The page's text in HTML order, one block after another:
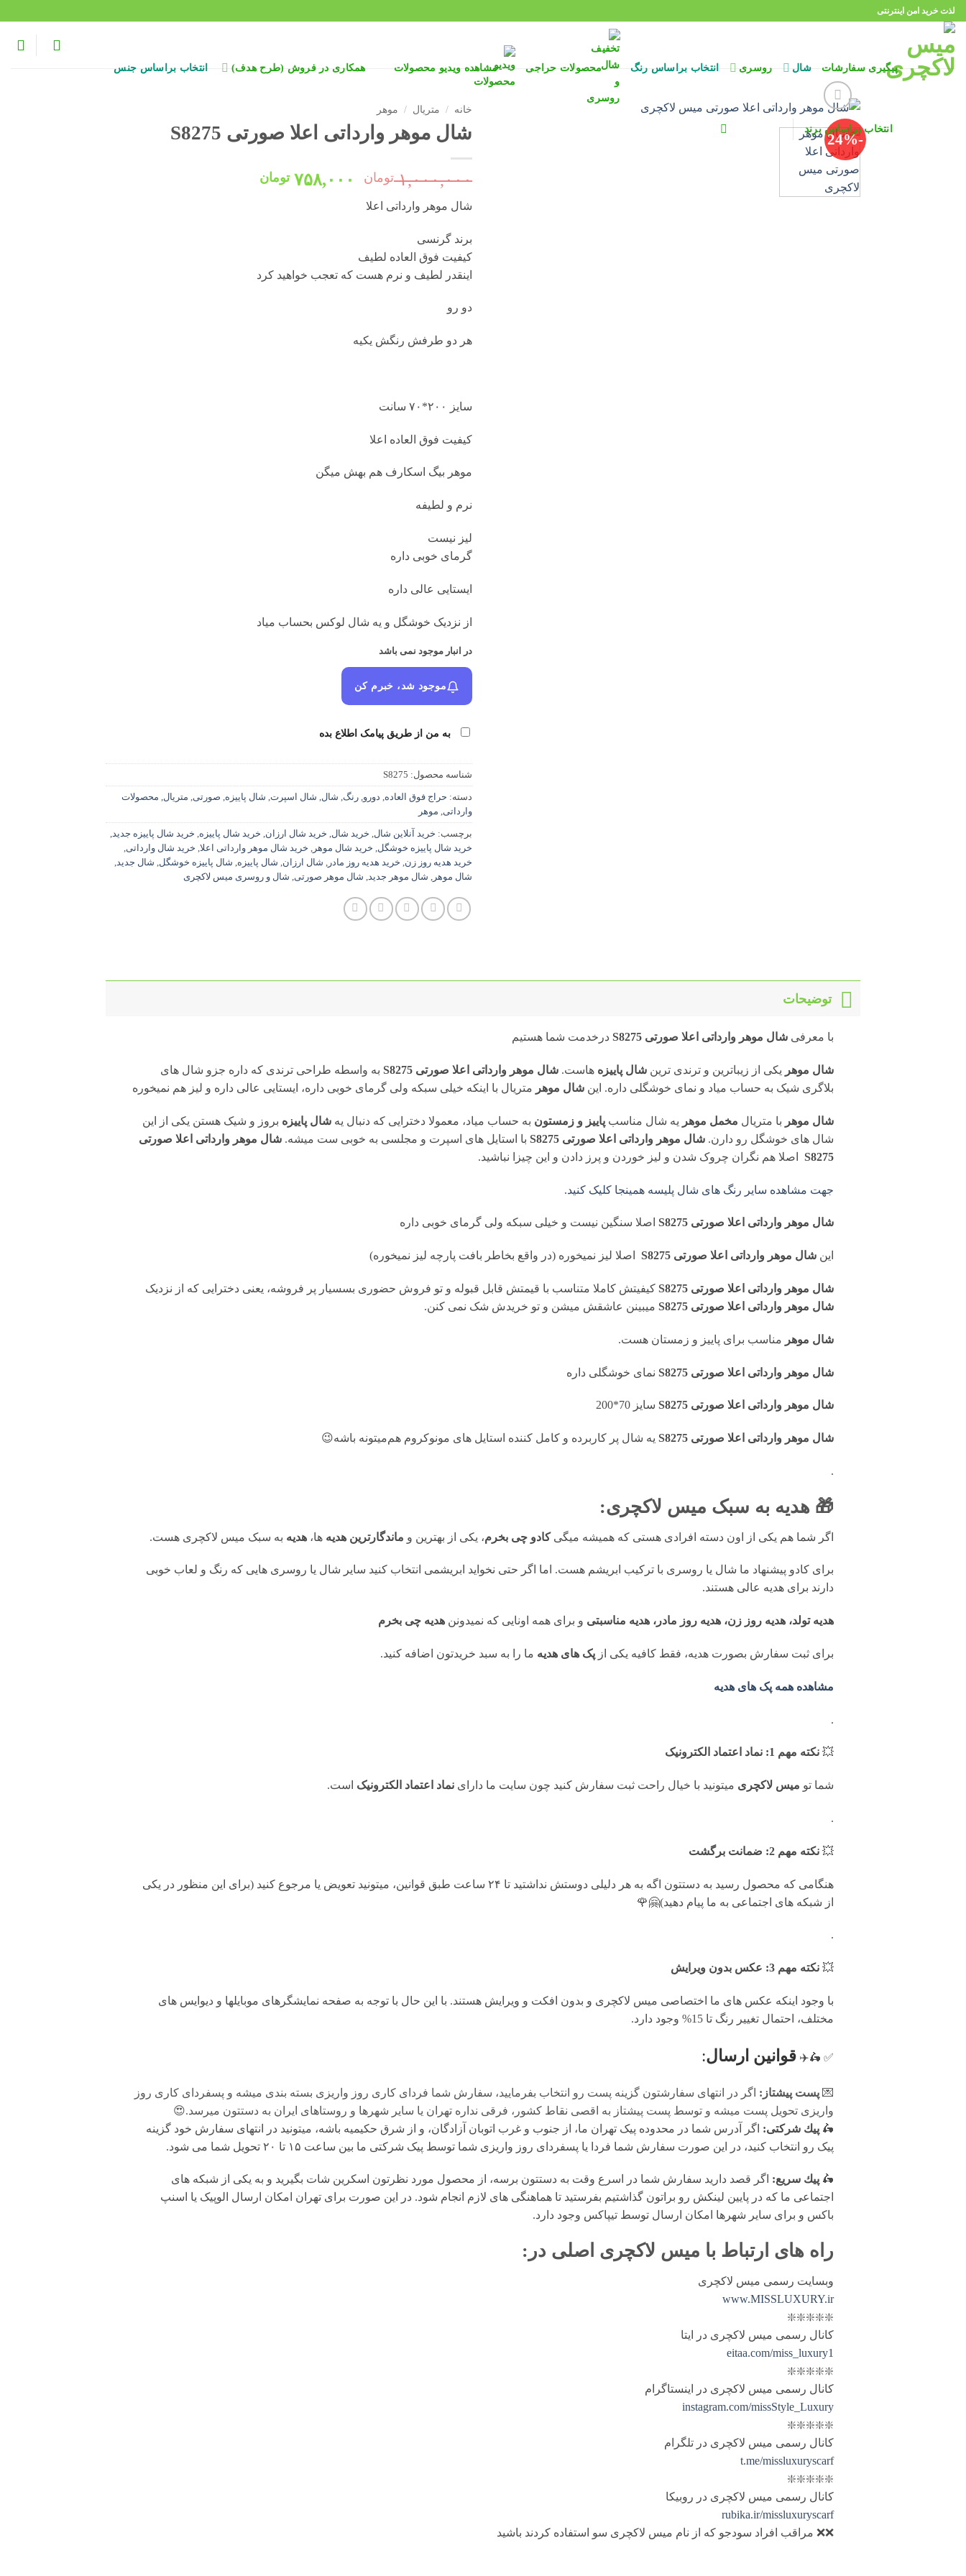
Skip
content
لذت خرید امن اینترنتی
پیگیری سفارشات شال روسری انتخاب براساس رنگ محصولات حراجی مشاهده ویدیو محصولات همکاری در فروش (طرح هدف) انتخاب براساس جنس
انتخاب براساس برند
-24%
خانه / متریال / موهر
شال موهر وارداتی اعلا صورتی S8275
۱,۰۰۰,۰۰۰ تومان
قیمت
۷۵۸,۰۰۰ تومان
شال موهر وارداتی اعلا
برند گرنسی
کیفیت فوق العاده لطیف
اینقدر لطیف و نرم هست که تعجب خواهید کرد
دو رو
هر دو طرفش رنگش یکیه
سایز ۲۰۰*۷۰ سانت
کیفیت فوق العاده اعلا
موهر بیگ اسکارف هم بهش میگن
نرم و لطیفه
لیز نیست
گرمای خوبی داره
ایستایی عالی داره
از نزدیک خوشگل و یه شال لوکس بحساب میاد
در انبار موجود نمی باشد
موجود شد، خبرم کن
به من از طریق پیامک اطلاع بده
شناسه محصول: S8275
دسته: حراج فوق العاده, دورو, رنگ, شال, شال اسپرت, شال پاییزه, صورتی, متریال, محصولات
وارداتی, موهر
برچسب: خرید آنلاین شال, خرید شال, خرید شال ارزان, خرید شال پاییزه, خرید شال پاییزه جدید,
خرید شال پاییزه خوشگل, خرید شال موهر , خرید شال موهر وارداتی اعلا, خرید شال وارداتی,
خرید هدیه روز زن, خرید هدیه روز مادر , شال ارزان, شال پاییزه, شال پاییزه خوشگل, شال جدید,
شال موهر , شال موهر جدید, شال موهر صورتی, شال و روسری میس لاکچری
توضیحات
با معرفی شال موهر وارداتی اعلا صورتی S8275 درخدمت شما هستیم
شال موهر یکی از زیباترین و ترندی ترین شال پاییزه هاست. شال موهر وارداتی اعلا صورتی S8275
به واسطه طراحی ترندی که داره جزو شال های
بلاگری شیک به حساب میاد و نمای خوشگلی داره. این شال موهر متریال با اینکه خیلی سبکه ولی گرمای خوبی داره، ایستایی عالی داره و لیز هم نمیخوره
شال موهر با متریال مخمل موهر یه شال مناسب پاییز و زمستون به حساب میاد، معمولا دخترایی که دنبال یه شال پاییزه بروز و شیک هستن یکی از این
شال های خوشگل رو دارن. شال موهر وارداتی اعلا صورتی S8275 با استایل های اسپرت و مجلسی به خوبی ست میشه. شال موهر وارداتی اعلا صورتی
S8275
اصلا هم نگران چروک شدن و لیز خوردن و پرز دادن و این چیزا نباشید.
جهت مشاهده سایر رنگ های شال پلیسه همینجا کلیک کنید.
شال موهر وارداتی اعلا صورتی S8275 اصلا سنگین نیست و خیلی سبکه ولی گرمای خوبی داره
این شال موهر وارداتی اعلا صورتی S8275 اصلا لیز نمیخوره (در واقع بخاطر بافت پارچه لیز نمیخوره)
شال موهر وارداتی اعلا صورتی S8275
کیفیتش کاملا متناسب با قیمتش قابل قبوله و تو فروش حضوری بسسیار پر فروشه، یعنی دخترایی که از نزدیک
شال موهر وارداتی اعلا صورتی S8275
میبینن عاشقش میشن و تو خریدش شک نمی کنن.
شال موهر مناسب برای پاییز و زمستان هست.
شال موهر وارداتی اعلا صورتی S8275 نمای خوشگلی داره
شال موهر وارداتی اعلا صورتی S8275 سايز 70*200
شال موهر وارداتی اعلا صورتی S8275 یه شال پر کاربرده و کامل کننده استایل های مونوکروم هم‌میتونه باشه😉
.
🎁 هدیه به سبک میس لاکچری:
اگر شما هم یکی از اون دسته افرادی هستی که همیشه میگیکادو چی بخرم، یکی از بهترین و ماندگارترین هدیه ها، هدیه به سبک میس لاکچری هست.
برای کادو پیشنهاد ما شال یا روسری با ترکیب ابریشم هست. اما اگر حتی نخواید ابریشمی انتخاب کنید سایر شال یا روسری هایی که رنگ و لعاب خوبی
دارند برای هدیه عالی هستند.
هدیه تولد، هدیه روز زن، هدیه روز مادر، هدیه مناسبتی و برای همه اونایی که نمیدونن هدیه چی بخرم
برای ثبت سفارش بصورت هدیه، فقط کافیه یکی از پک های هدیه ما را به سبد خریدتون اضافه کنید.
مشاهده همه پک های هدیه
.
💥 نکته مهم 1: نماد اعتماد الکترونیک
شما تو میس لاکچری میتونید با خیال راحت ثبت سفارش کنید چون سایت ما دارای نماد اعتماد الکترونیک است.
.
💥 نکته مهم 2: ضمانت برگشت
هنگامی که محصول رسید به دستتون اگه به هر دلیلی دوستش نداشتید تا ۲۴ ساعت طبق قوانین، میتونید تعویض یا مرجوع کنید (برای این منظور در یکی
از شبکه های اجتماعی به ما پیام دهید)🤗🌹
.
💥 نکته مهم 3: عکس بدون ویرایش
با وجود اینکه عکس های ما اختصاصی میس لاکچری و بدون افکت و ویرایش هستند. با این حال با توجه به صفحه نمایشگرهای موبایلها و دیوایس های
مختلف، احتمال تغییر رنگ تا 15% وجود دارد.
✅ 🛵✈️ قوانين ارسال:
💌 پست پیشتاز: اگر در انتهای سفارشتون گزینه پست رو انتخاب بفرمایید، سفارش شما فردای کاری روز واریزی بسته بندی میشه و پسفردای کاری روز
واریزی تحویل پست میشه و توسط پست پیشتاز به اقصی نقاط کشور، فرقی نداره تهران یا سایر شهرها و روستاهای ایران به دستتون میرسد.😍
🛵 پيك شرکتی: اگر آدرس شما در محدوده پیک تهران ما، از جنوب و غرب اتوبان آزادگان، و از شرق حکیمیه باشه، میتونید در انتهای سفارش خود گزینه
پیک رو انتخاب کنید، در این صورت سفارش شما فردا یا پسفردای روز واريزى شما توسط پیک شرکتی ما بين ساعت ۱۵ تا ٢٠ تحويل شما مى شود.
🛵 پيك سریع: اگر قصد دارید سفارش شما در اسرع وقت به دستتون برسه، از محصول مورد نظرتون اسکرین شات بگیرید و به یکی از شبکه های
اجتماعی ما که در پایین لینکش رو براتون گذاشتیم بفرستید تا هماهنگی های لازم انجام شود. در این صورت برای تهران امکان ارسال الوپیک یا اسنپ
باکس و برای سایر شهرها امکان ارسال توسط تیپاکس وجود دارد.
راه های ارتباط با میس لاکچری اصلی در:
وبسایت رسمی میس لاکچری
www.MISSLUXURY.ir
❇️❇️❇️❇️❇️
کانال رسمی میس لاکچری در ایتا
eitaa.com/miss_luxury1
❇️❇️❇️❇️❇️
کانال رسمی میس لاکچری در اینستاگرام
instagram.com/missStyle_Luxury
❇️❇️❇️❇️❇️
کانال رسمی میس لاکچری در تلگرام
t.me/missluxuryscarf
❇️❇️❇️❇️❇️
کانال رسمی میس لاکچری در روبیکا
rubika.ir/missluxuryscarf
❌❌ مراقب افراد سودجو که از نام میس لاکچری سو استفاده کردند باشید